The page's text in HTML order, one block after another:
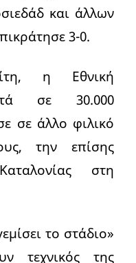
και άλλων
3-0.
η Εθνική
σε 30.000
σε άλλο φιλικό
την επίσης
στη
το στάδιο»
τεχνικός της